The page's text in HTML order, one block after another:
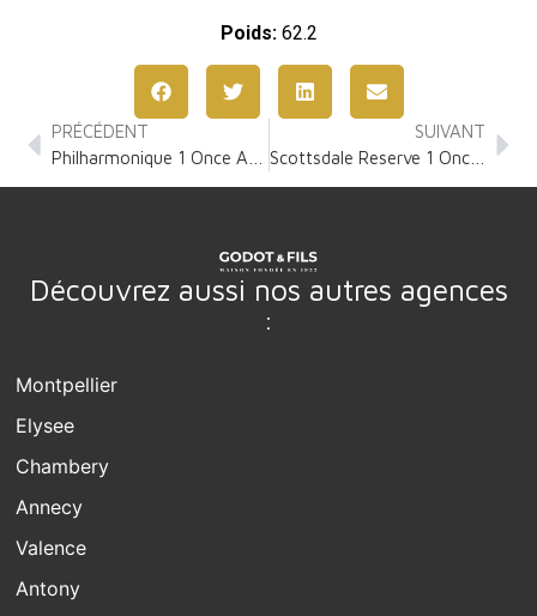
Poids:62.2
PRÉCÉDENT
SUIVANT
Scottsdale Reserve 1 Once Argent
Découvrez aussi nos autres agences
:
Montpellier
Elysee
Chambery
Annecy
Valence
Antony